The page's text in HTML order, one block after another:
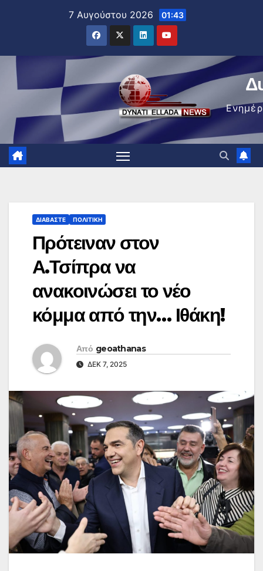
7 Αυγούστου 2026 01:43
ΔΙΑΒΆΣΤΕ ΠΟΛΙΤΙΚΉ
Πρότειναν στον
Α.Τσίπρα να
ανακοινώσει το νέο
κόμμα από την… Ιθάκη!
Από geoathanas
ΔΕΚ 7, 2025